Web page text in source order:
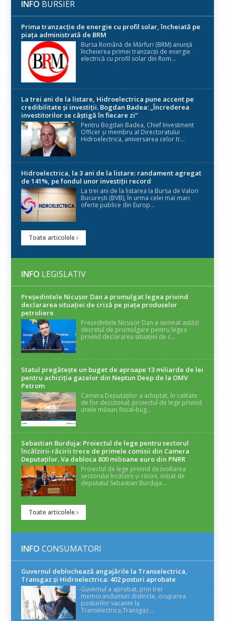
INFO BURSIER
Prima tranzacție de energie cu profil solar, încheiată pe
piața administrată de BRM
Bursa Română de Mărfuri (BRM) anunță
încheierea primei tranzacții de energie
electrică cu profil solar din Rom...
La trei ani de la listare, Hidroelectrica pune accent pe
credibilitate și investiții. Bogdan Badea: „Încrederea
investitorilor se câștigă în fiecare zi”
Pentru Bogdan Badea, Chief Investment
Officer și membru al Directoratului
Hidroelectrica, aniversarea celor tr...
Hidroelectrica, la 3 ani de la listare: randament agregat
de 141%, pe fondul unor investiții record
La trei ani de la listarea la Bursa de Valori
București (BVB), în urma celei mai mari
oferte publice din Europ...
Toate articolele
INFO LEGISLATIV
Președintele Nicuşor Dan a promulgat legea privind
declararea situaţiei de criză pe piaţa produselor
petroliere
Președintele Nicușor Dan a semnat astăzi
decretul de promulgare pentru legea
privind declararea situației de c...
Statul pregătește un buget de aproape 13 miliarde de lei
pentru achiziția gazelor din Neptun Deep de la OMV
Petrom
Camera Deputaților a adoptat, în calitate
de for decizional, proiectul de lege privind
unele măsuri fiscal-bug...
Sebastian Burduja: Proiectul de lege pentru sectorul
încălzirii-răcirii trece de primele comisii din Camera
Deputaților. Va debloca 800 milioane euro din PNRR
Proiectul de lege privind dezvoltarea
sectorului încălzirii și răcirii, inițiat de
deputatul Sebastian Burduja...
Toate articolele
INFO CONSUMATORI
Guvernul deblochează angajările la Transelectrica,
Transgaz și Hidroelectrica: 402 posturi aprobate
Guvernul a aprobat, prin trei
memorandumuri distincte, ocuparea
posturilor vacante la
Transelectrica,Transgaz ...